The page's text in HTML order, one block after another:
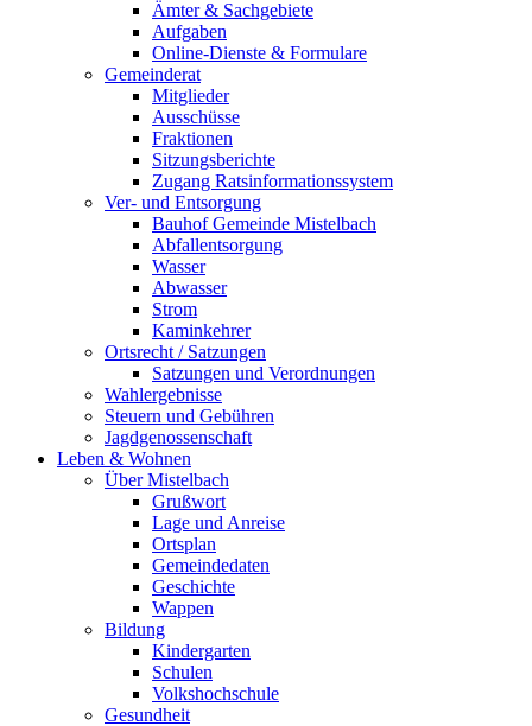
Ämter & Sachgebiete
Aufgaben
Online-Dienste & Formulare
Gemeinderat
Mitglieder
Ausschüsse
Fraktionen
Sitzungsberichte
Zugang Ratsinformationssystem
Ver- und Entsorgung
Bauhof Gemeinde Mistelbach
Abfallentsorgung
Wasser
Abwasser
Strom
Kaminkehrer
Ortsrecht / Satzungen
Satzungen und Verordnungen
Wahlergebnisse
Steuern und Gebühren
Jagdgenossenschaft
Leben & Wohnen
Über Mistelbach
Grußwort
Lage und Anreise
Ortsplan
Gemeindedaten
Geschichte
Wappen
Bildung
Kindergarten
Schulen
Volkshochschule
Gesundheit